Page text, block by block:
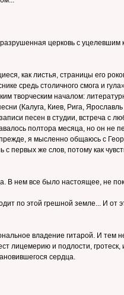
церковь с
как листья, страницы его
средь столичного смога и
началом:
(Калуга, Киев, Рига,
песен в студии, встреча
полтора месяца, но он не
я мысленно общаюсь с
первых же слов, потому как
нем все было настоящее, не
по этой грешной земле... И
владение гитарой. И тем
и подлости,
сердца.